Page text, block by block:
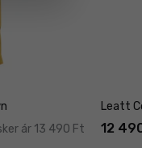
ár 13 490 Ft
Leatt
12